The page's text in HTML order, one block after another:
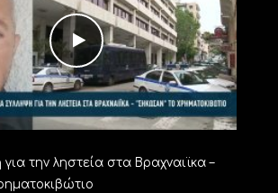
την ληστεία στα Βραχναιϊκα –